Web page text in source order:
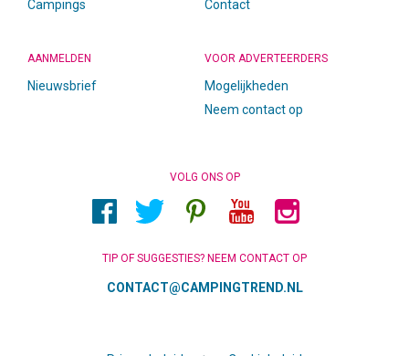
Campings
Contact
AANMELDEN
Nieuwsbrief
VOOR ADVERTEERDERS
Mogelijkheden
Neem contact op
VOLG ONS OP
TIP OF SUGGESTIES? NEEM CONTACT OP
CONTACT@CAMPINGTREND.NL